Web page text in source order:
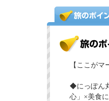
【ここがマ
◆にっぽん
心」×美食